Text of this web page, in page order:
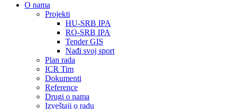
О nama
Projekti
HU-SRB IPA
RO-SRB IPA
Tender GIS
Nađi svoj sport
Plan rada
ICR Tim
Dokumenti
Reference
Drugi o nama
Izveštaji o radu